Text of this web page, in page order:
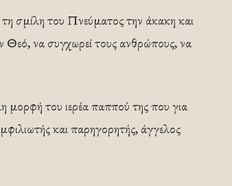
τη σμίλη του Πνεύματος την άκακη και
Θεό, να συγχωρεί τους ανθρώπους, να
μορφή του ιερέα παππού της που για
και παρηγορητής, άγγελος